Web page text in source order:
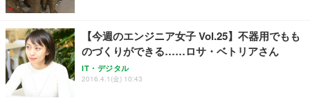
【今週のエンジニア女子 Vol.25】不器用でもも
のづくりができる……ロサ・ベトリアさん
IT・デジタル
2016.4.1(金) 10:43